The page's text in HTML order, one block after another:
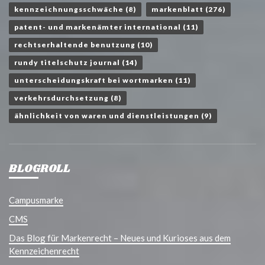
kennzeichnungsschwäche (8) markenblatt (276)
patent- und markenämter international (11)
rechtserhaltende benutzung (10)
rundy titelschutz journal (14)
unterscheidungskraft bei wortmarken (11)
verkehrsdurchsetzung (8)
ähnlichkeit von waren und dienstleistungen (9)
BLOGROLL
Campusmarke
CMS
Das Blog für Markenrecht – Neues und Kurioses aus dem
Kennzeichenrecht